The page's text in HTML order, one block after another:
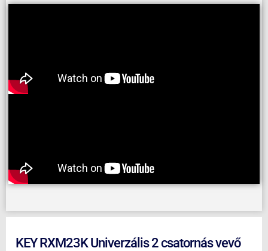
KEY RXM23K Univerzális 2 csatornás vevő